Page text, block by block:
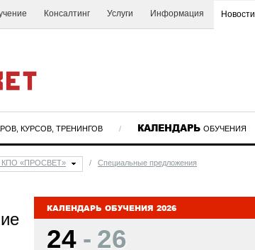
Консалтинг Услуги Информация Новости
КУРСОВ, ТРЕНИНГОВ / КАЛЕНДАРЬ ОБУЧЕНИЯ
КПО «ПРОСВЕТ» / Специальные предложения
КАЛЕНДАРЬ ОБУЧЕНИЯ 2026
24 - 26